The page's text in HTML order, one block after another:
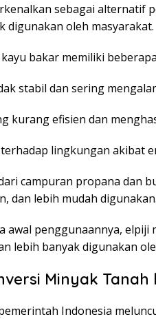
sebagai alternatif
digunakan oleh masyarakat.
bakar memiliki
stabil dan sering
kurang efisien dan
lingkungan akibat
campuran propana dan
dan lebih mudah
awal penggunaannya,
lebih banyak digunakan
Minyak Tanah
Indonesia